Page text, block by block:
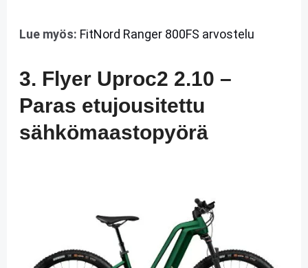
Lue myös: FitNord Ranger 800FS arvostelu
3. Flyer Uproc2 2.10 –
Paras etujousitettu
sähkömaastopyörä